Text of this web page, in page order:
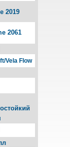
Vela Flow
2019
2061